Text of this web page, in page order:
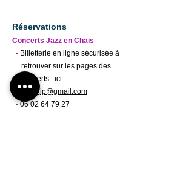
Réservations
Concerts Jazz en Chais
- Billetterie en ligne sécurisée à
retrouver sur les pages des
concerts : ici
resas.jp@gmail.com
- 06 02 64 79 27